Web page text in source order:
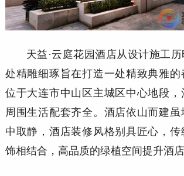
天益 ·云庭花园酒店从设计施工
处精雕细琢旨在打造一处精致典雅
位于大连市中山区主城区中心地段，
周围生活配套齐全。酒店依山而建
中取静，酒店装修风格别具匠心，传
饰相结合，高品质的绿植空间提升酒店